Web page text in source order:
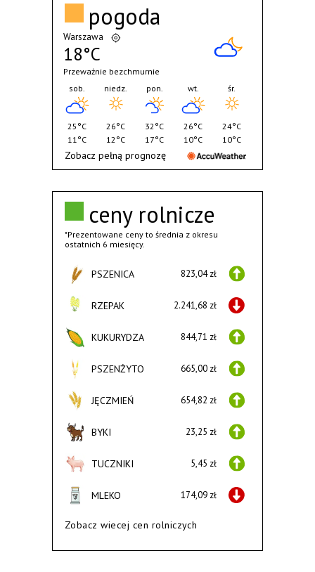
ceny rolnicze
*Prezentowane ceny to średnia z okresu
ostatnich 6 miesięcy.
PSZENICA 823,04 zł
RZEPAK 2.241,68 zł
KUKURYDZA 844,71 zł
PSZENŻYTO 665,00 zł
JĘCZMIEŃ 654,82 zł
BYKI 23,25 zł
TUCZNIKI 5,45 zł
MLEKO 174,09 zł
Zobacz wiecej cen rolniczych
pogoda
Warszawa
18°C
Przeważnie bezchmurnie
sob.
25°C
11°C
niedz.
26°C
12°C
pon.
32°C
17°C
wt.
26°C
10°C
śr.
24°C
10°C
Zobacz pełną prognozę